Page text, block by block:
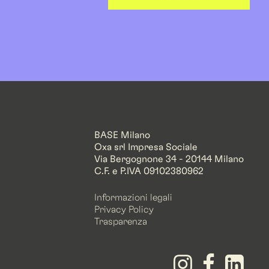
BASE Milano
Oxa srl Impresa Sociale
Via Bergognone 34 - 20144 Milano
C.F. e P.IVA 09102380962
Informazioni legali
Privacy Policy
Trasparenza